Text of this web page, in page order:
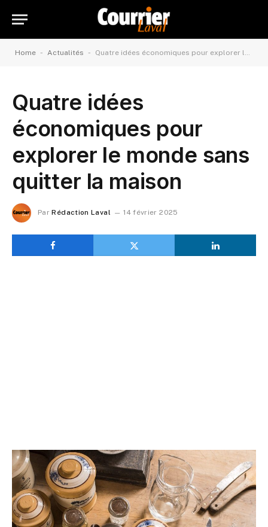
Home - Actualités - Quatre idées économiques pour explorer le monde sans quitter la maison
Quatre idées
économiques pour
explorer le monde sans
quitter la maison
Par Rédaction Laval 14 février 2025